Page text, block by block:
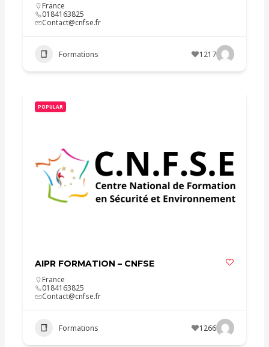
France
0184163825
Contact@cnfse.fr
Formations 1217
POPULAR
AIPR FORMATION – CNFSE
France
0184163825
Contact@cnfse.fr
Formations 1266